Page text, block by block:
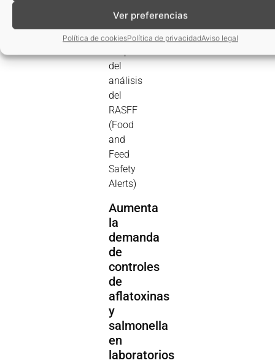
Ver preferencias
Política de cookiesPolítica de privacidadAviso legal
monocytogenes.
Así se
del
análisis
del
RASFF
(Food
and
Feed
Safety
Alerts)
Aumenta
la
demanda
de
controles
de
aflatoxinas
y
salmonella
en
laboratorios